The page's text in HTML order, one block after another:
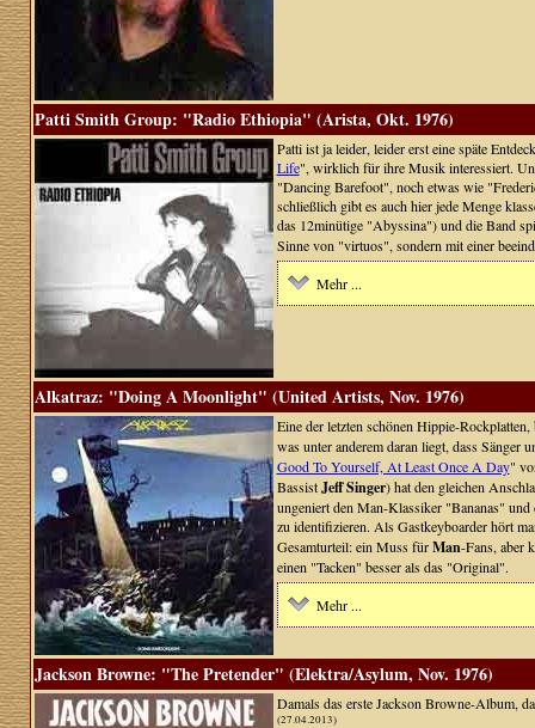
Patti Smith Group: "Radio Ethiopia" (Arista, Okt. 1976)
Patti ist ja leider, leider erst eine späte
Life", wirklich für ihre Musik interessiert.
"Dancing Barefoot", noch etwas wie
schließlich gibt es auch hier jede Menge
das 12minütige "Abyssina") und die Band
Sinne von "virtuos", sondern mit einer
Mehr ...
Alkatraz: "Doing A Moonlight" (United Artists, Nov. 1976)
Eine der letzten schönen Hippie-
was unter anderem daran liegt, dass Sänger
Good To Yourself, At Least Once A Day"
BassistJeff Singer) hat den gleichen
ungeniert den Man-Klassiker "Bananas"
zu identifizieren. Als Gastkeyboarder hört
Gesamturteil: ein Muss fürMan-Fans, aber
einen "Tacken" besser als das "Original".
Mehr ...
Jackson Browne: "The Pretender" (Elektra/Asylum, Nov. 1976)
Damals das erste Jackson Browne-Album,
(27.04.2013)